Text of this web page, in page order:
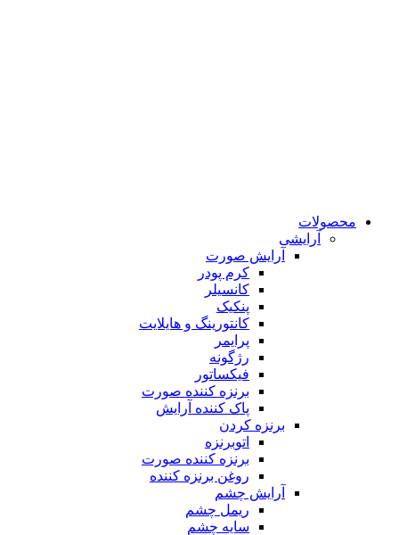
محصولات
آرایشی
آرایش صورت
کرم پودر
کانسیلر
پنکیک
کانتورینگ و هایلایت
پرایمر
رژگونه
فیکساتور
برنزه کننده صورت
پاک کننده آرایش
برنزه کردن
اتوبرنزه
برنزه کننده صورت
روغن برنزه کننده
آرایش چشم
ریمل چشم
سایه چشم